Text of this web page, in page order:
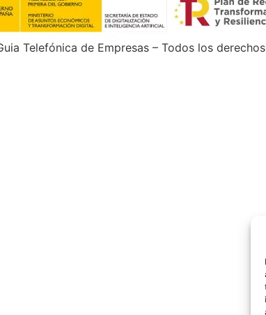
Telefónica de Empresas – Todos los